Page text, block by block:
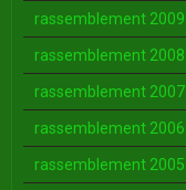
rassemblement 2009
rassemblement 2008
rassemblement 2007
rassemblement 2006
rassemblement 2005